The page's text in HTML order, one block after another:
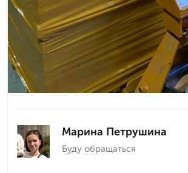
Марина Петрушина
Буду обращаться